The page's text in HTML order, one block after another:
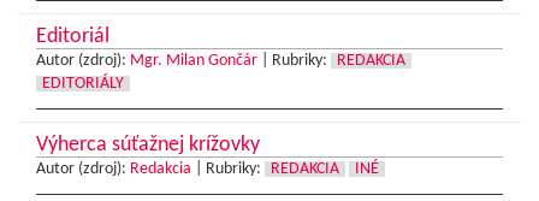
Editoriál
Autor (zdroj): Mgr. Milan Gončár Rubriky:
REDAKCIA
EDITORIÁLY
Výherca súťažnej krížovky
Autor (zdroj): Redakcia Rubriky: REDAKCIA INÉ